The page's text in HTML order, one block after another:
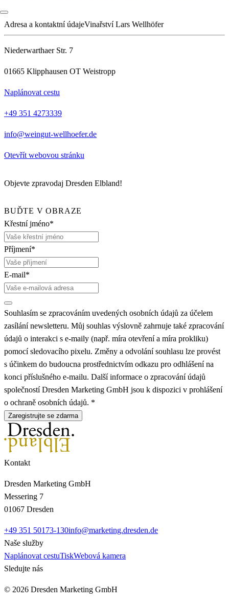
Adresa a kontaktní údajeVinařství Lars Wellhöfer
Niederwarthaer Str. 7
01665 Klipphausen OT Weistropp
Naplánovat cestu
+49 351 4273339
info@weingut-wellhoefer.de
Otevřít webovou stránku
Objevte zpravodaj Dresden Elbland!
BUĎTE V OBRAZE
Křestní jméno*
Příjmení*
E-mail*
Souhlasím se zpracováním uvedených osobních údajů za účelem
zasílání newsletteru. Můj souhlas výslovně zahrnuje také zpracování
údajů o interakci s e-maily (např. míra otevření a míra prokliku)
pomocí sledovacího pixelu. Změny a odvolání souhlasu lze provést
s účinkem do budoucna prostřednictvím odkazu pro odhlášení na
konci příslušného e-mailu. Další informace o zpracování údajů
společností Dresden Marketing GmbH jsou k dispozici v prohlášení
o ochraně osobních údajů. *
Zaregistrujte se zdarma
Kontakt
Dresden Marketing GmbH
Messering 7
01067 Dresden
+49 351 50173-130info@marketing.dresden.de
Naše služby
Naplánovat cestuTiskWebová kamera
Sledujte nás
© 2026 Dresden Marketing GmbH